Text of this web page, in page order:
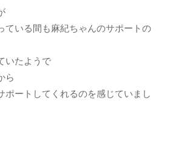
ている間も麻紀ちゃんのサポートの
いたようで
ら
ポートしてくれるのを感じていまし